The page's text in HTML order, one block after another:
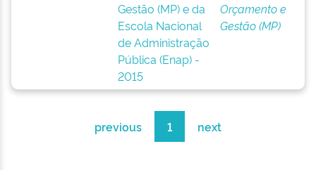
Gestão (MP) e da
Escola Nacional
de Administração
Pública (Enap) -
2015
Orçamento e
Gestão (MP)
previous 1 next